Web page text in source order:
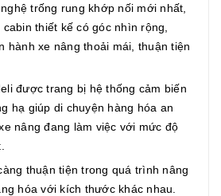
trống rung khớp nối mới nhất,
thiết kế có góc nhìn rộng,
hành xe nâng thoải mái, thuận tiện
được trang bị hệ thống cảm biến
hạ giúp di chuyện hàng hóa an
nâng đang làm việc với mức độ
thuận tiện trong quá trình nâng
hóa với kích thước khác nhau.